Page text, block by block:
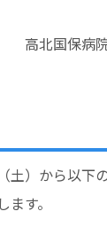
高北国保病
土）から以下
す。